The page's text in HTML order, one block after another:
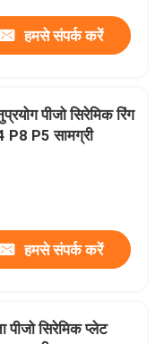
हमसे संपर्क करें
पीजो सिरेमिक रिंग
P8 P5 सामग्री
हमसे संपर्क करें
सिरेमिक प्लेट